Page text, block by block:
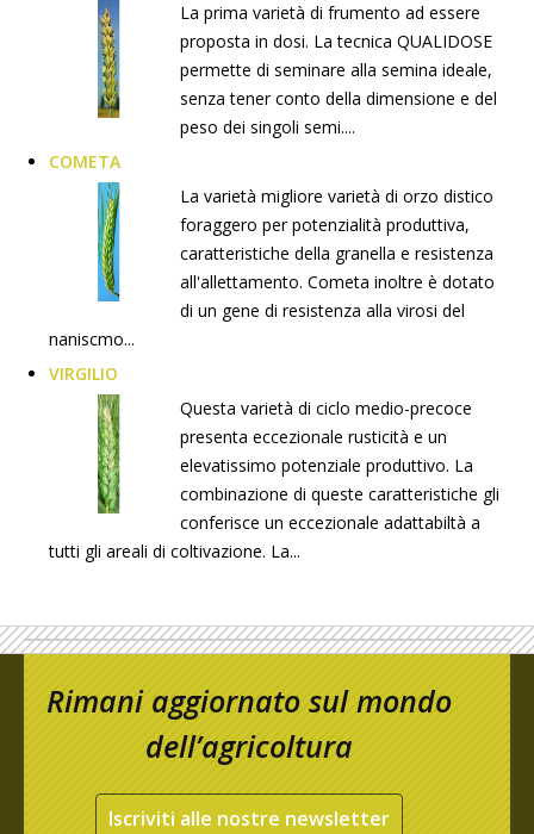
La prima varietà di frumento ad essere
proposta in dosi. La tecnica QUALIDOSE
permette di seminare alla semina ideale,
senza tener conto della dimensione e del
peso dei singoli semi....
COMETA
La varietà migliore varietà di orzo distico
foraggero per potenzialità produttiva,
caratteristiche della granella e resistenza
all'allettamento. Cometa inoltre è dotato
di un gene di resistenza alla virosi del
naniscmo...
VIRGILIO
Questa varietà di ciclo medio-precoce
presenta eccezionale rusticità e un
elevatissimo potenziale produttivo. La
combinazione di queste caratteristiche gli
conferisce un eccezionale adattabiltà a
tutti gli areali di coltivazione. La...
Rimani aggiornato sul mondo
dell’agricoltura
Iscriviti alle nostre newsletter